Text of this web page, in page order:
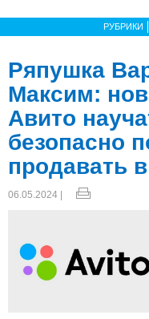
РУБРИКИ
Ряпушка
Максим:
Авито
безопасно
продавать
06.05.2024 |